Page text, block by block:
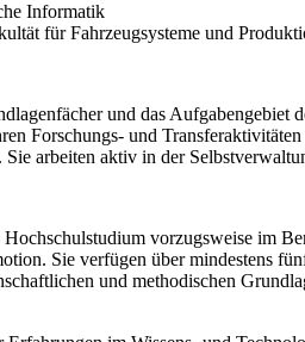
Informatik
für Fahrzeugsysteme und
und das
Forschungs- und
arbeiten aktiv in der
Hochschulstudium vorzugsweise im
Sie verfügen über mindestens
und methodischen